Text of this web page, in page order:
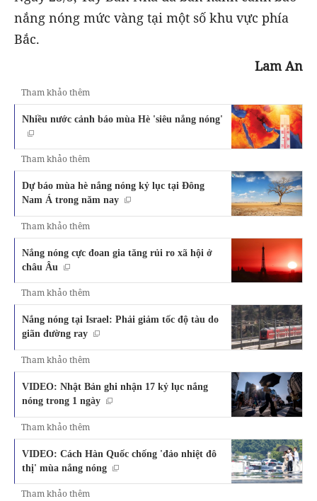
nắng nóng mức vàng tại một số khu vực phía
Bắc.
Lam An
Tham khảo thêm
Nhiều nước cảnh báo mùa Hè 'siêu nắng nóng'
Tham khảo thêm
Dự báo mùa hè nắng nóng kỷ lục tại Đông
Nam Á trong năm nay
Tham khảo thêm
Nắng nóng cực đoan gia tăng rủi ro xã hội ở
châu Âu
Tham khảo thêm
Nắng nóng tại Israel: Phải giảm tốc độ tàu do
giãn đường ray
Tham khảo thêm
VIDEO: Nhật Bản ghi nhận 17 kỷ lục nắng
nóng trong 1 ngày
Tham khảo thêm
VIDEO: Cách Hàn Quốc chống 'đảo nhiệt đô
thị' mùa nắng nóng
Tham khảo thêm